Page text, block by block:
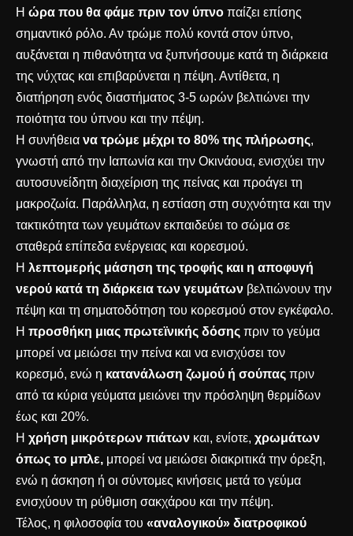
Η ώρα που θα φάμε πριν τον ύπνο παίζει επίσης
σημαντικό ρόλο. Αν τρώμε πολύ κοντά στον ύπνο,
αυξάνεται η πιθανότητα να ξυπνήσουμε κατά τη διάρκεια
της νύχτας και επιβαρύνεται η πέψη. Αντίθετα, η
διατήρηση ενός διαστήματος 3-5 ωρών βελτιώνει την
ποιότητα του ύπνου και την πέψη.
Η συνήθεια να τρώμε μέχρι το 80% της πλήρωσης,
γνωστή από την Ιαπωνία και την Οκινάουα, ενισχύει την
αυτοσυνείδητη διαχείριση της πείνας και προάγει τη
μακροζωία. Παράλληλα, η εστίαση στη συχνότητα και την
τακτικότητα των γευμάτων εκπαιδεύει το σώμα σε
σταθερά επίπεδα ενέργειας και κορεσμού.
Η λεπτομερής μάσηση της τροφής και η αποφυγή
νερού κατά τη διάρκεια των γευμάτων βελτιώνουν την
πέψη και τη σηματοδότηση του κορεσμού στον εγκέφαλο.
Η προσθήκη μιας πρωτεϊνικής δόσης πριν το γεύμα
μπορεί να μειώσει την πείνα και να ενισχύσει τον
κορεσμό, ενώ η κατανάλωση ζωμού ή σούπας πριν
από τα κύρια γεύματα μειώνει την πρόσληψη θερμίδων
έως και 20%.
Η χρήση μικρότερων πιάτων και, ενίοτε, χρωμάτων
όπως το μπλε, μπορεί να μειώσει διακριτικά την όρεξη,
ενώ η άσκηση ή οι σύντομες κινήσεις μετά το γεύμα
ενισχύουν τη ρύθμιση σακχάρου και την πέψη.
Τέλος, η φιλοσοφία του «αναλογικού» διατροφικού